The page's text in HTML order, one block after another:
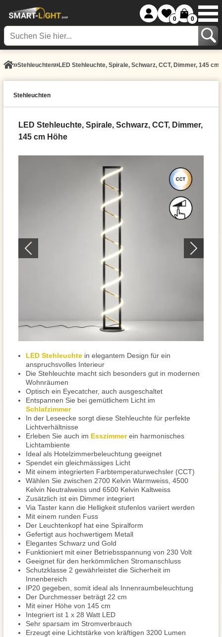
0 0
Stehleuchten LED Stehleuchte, Spirale, Schwarz, CCT, Dimmer, 145 cm
Stehleuchten
LED Stehleuchte, Spirale, Schwarz, CCT, Dimmer,
145 cm Höhe
LED Stehleuchte in elegantem Design für ein
anspruchsvolles Interieur
Die Stehleuchte macht sich besonders gut in modernen
Wohnräumen
Optisch ein Eyecatcher, auch ausgeschaltet
Entspannen Sie bei gemütlichem Licht im
Schlafzimmer
In der Leseecke sorgt diese Stehleuchte für perfekte
Lichtverhältnisse
Erleben Sie auch im Esszimmerein harmonisches
Lichtambiente
Ideal als Hotelzimmerbeleuchtung geeignet
Spendet ein gleichmässiges Licht
Mit einem integrierten Farbtemperaturwechsler (CCT)
Wählen Sie zwischen 2700 Kelvin Warmweiss, 4500
Kelvin Neutralweiss und 6500 Kelvin Kaltweiss
Zusätzlich ist ein Dimmer integriert
Via Taster kann die Helligkeit stufenlos variiert werden
Mit einem runden Fuss
Der Leuchtenkopf hat eine Spiralform
Gefertigt aus hochwertigem Metall
Elegantes Schwarz und Gold
Funktioniert mit einer Betriebsspannung von 230 Volt
Geeignet für den herkömmlichen Stromanschluss
Schutzklasse 2 gewährleistet die Sicherheit im
Innenbereich
IP20 gegeben, somit ideal als Innenraumbeleuchtung
Der Durchmesser beträgt 22 cm
Mit einer Höhe von 145 cm
Integriert ist 1 x 28 Watt LED
Sehr sparsam im Stromverbrauch
Erzeugt eine Lichtstärke von kräftigen 3200 Lumen